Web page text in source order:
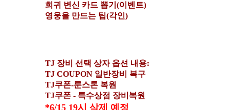
희귀 변신 카드 뽑기(이벤트)
영웅을 만드는 팁(각인)
TJ 장비 선택 상자 옵션 내용:
TJ COUPON 일반장비 복구
TJ쿠폰-룬스톤 복원
TJ쿠폰 - 특수상점 장비복원
*6/15 19시 삭제 예정